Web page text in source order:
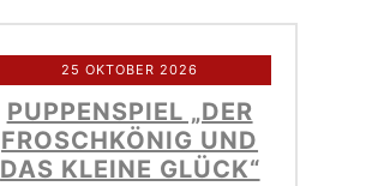
25 OKTOBER 2026
PUPPENSPIEL „DER
FROSCHKÖNIG UND
DAS KLEINE GLÜCK“